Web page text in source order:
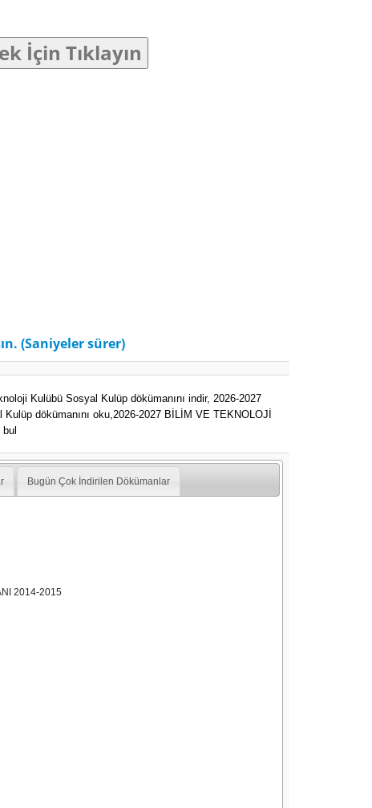
(Saniyeler sürer)
Kulübü Sosyal Kulüp dökümanını indir,2026-2027
dökümanını oku,2026-2027 BİLİM VE TEKNOLOJİ
Bugün Çok İndirilen Dökümanlar
2014-2015